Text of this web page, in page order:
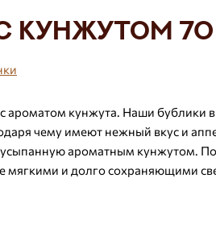
кунжутом 70
ароматом кунжута. Наши бублики
чему имеют нежный вкус и
ароматным кунжутом.
мягкими и долго сохраняющими